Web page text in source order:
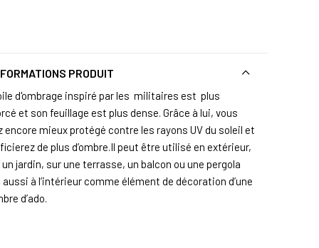
PRODUIT
d'ombrage inspiré par les militaires est plus
et son feuillage est plus dense. Grâce à lui, vous
encore mieux protégé contre les rayons UV du soleil et
de plus d’ombre.Il peut être utilisé en extérieur,
jardin, sur une terrasse, un balcon ou une pergola
à l’intérieur comme élément de décoration d’une
d’ado.